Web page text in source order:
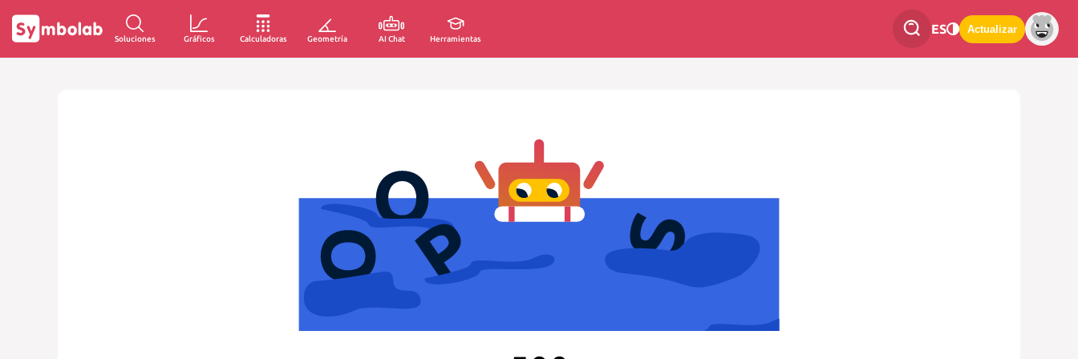
Soluciones Gráficos Calculadoras Geometría AI Chat Herramientas
ES Actualizar